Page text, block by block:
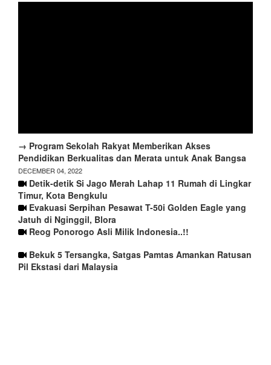
→ Program Sekolah Rakyat Memberikan Akses
Pendidikan Berkualitas dan Merata untuk Anak Bangsa
DECEMBER 04, 2022
Detik-detik Si Jago Merah Lahap 11 Rumah di Lingkar
Timur, Kota Bengkulu
Evakuasi Serpihan Pesawat T-50i Golden Eagle yang
Jatuh di Nginggil, Blora
Reog Ponorogo Asli Milik Indonesia..!!
Bekuk 5 Tersangka, Satgas Pamtas Amankan Ratusan
Pil Ekstasi dari Malaysia